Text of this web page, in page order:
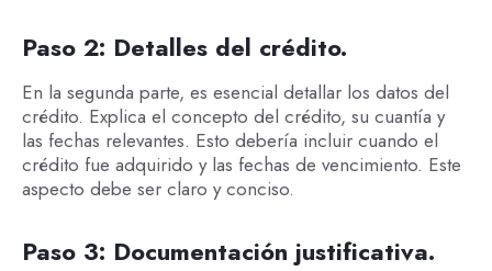
Paso 2: Detalles del crédito.
En la segunda parte, es esencial detallar los datos del
crédito. Explica el concepto del crédito, su cuantía y
las fechas relevantes. Esto debería incluir cuando el
crédito fue adquirido y las fechas de vencimiento. Este
aspecto debe ser claro y conciso.
Paso 3: Documentación justificativa.